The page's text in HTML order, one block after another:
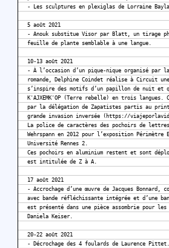
- Les sculptures en plexiglas de Lorraine
5 août 2021
- Anouk substitue Visor par Blatt, un tirage
feuille de plante semblable à une langue.
10-13 août 2021
- À l’occasion d’un pique-nique organisé par
romande, Delphine Coindet réalise à Circuit
s’inspire des motifs d’un papillon de nuit et
K'AJXEMK'OP (Terre rebelle) en trois langues.
par la délégation de Zapatistes partis au
grande invasion inversée (https://
La police de caractères des pochoirs de
Wehrspann en 2012 pour l’exposition
Université Rennes 2.
Ces pochoirs en aluminium restent et sont
est intitulée de Z à A.
17 août 2021
- Accrochage d’une œuvre de Jacques Bonnard,
avec bande réfléchissante intégrée et d’une
est présenté dans une pièce assombrie pour
Daniela Keiser.
20-22 août 2021
- Décrochage des 4 foulards de Laurence